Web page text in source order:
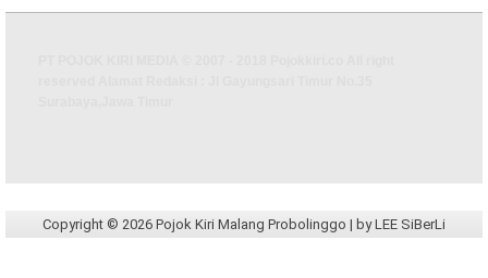
Copyright © 2026 Pojok Kiri Malang Probolinggo | byLEE SiBerLi